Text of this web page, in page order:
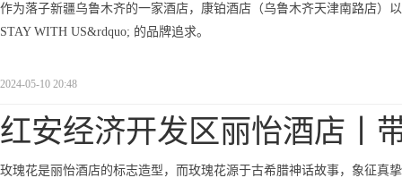
作为落子新疆乌鲁木齐的一家酒店，康铂酒店（乌鲁木齐天津南路店）
STAY WITH US&rdquo; 的品牌追求。
2024-05-10 20:48
红安经济开发区丽怡酒店丨
玫瑰花是丽怡酒店的标志造型，而玫瑰花源于古希腊神话故事，象征真